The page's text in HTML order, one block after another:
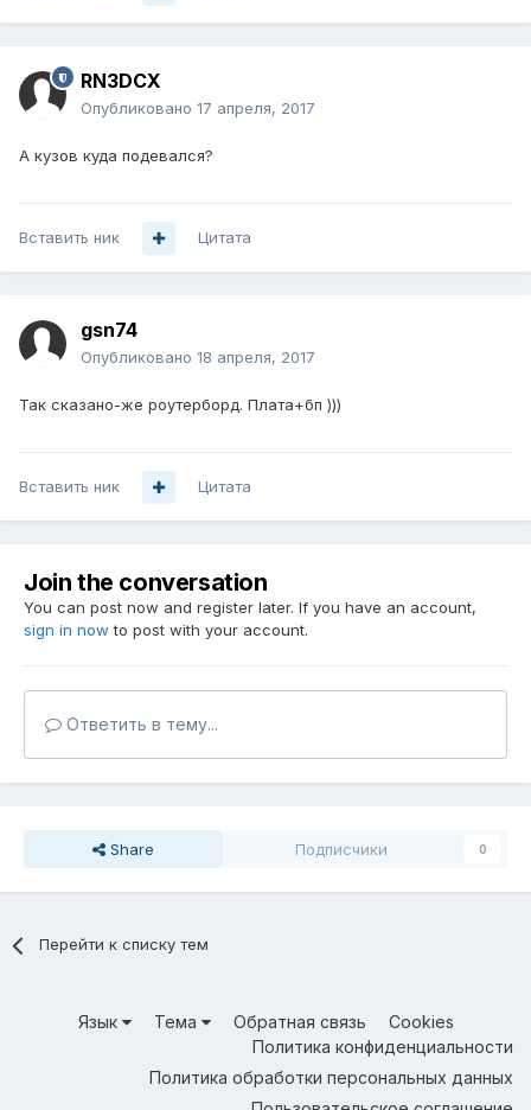
RN3DCX
Опубликовано 17 апреля, 2017
А кузов куда подевался?
Вставить ник Цитата
gsn74
Опубликовано 18 апреля, 2017
Так сказано-же роутерборд. Плата+бп )))
Вставить ник Цитата
Join the conversation
You can post now and register later. If you have an account,
sign in now to post with your account.
Ответить в тему...
Share Подписчики 0
Перейти к списку тем
Язык Тема Обратная связь
Cookies
Политика конфиденциальности
Политика обработки персональных данных